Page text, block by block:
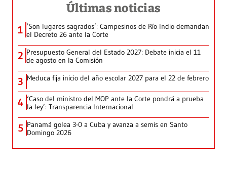
Últimas noticias
1 ‘Son lugares sagrados’: Campesinos de Río Indio demandan
el Decreto 26 ante la Corte
2 Presupuesto General del Estado 2027: Debate inicia el 11
de agosto en la Comisión
3 Meduca fija inicio del año escolar 2027 para el 22 de febrero
4 ‘Caso del ministro del MOP ante la Corte pondrá a prueba
la ley’: Transparencia Internacional
5 Panamá golea 3-0 a Cuba y avanza a semis en Santo
Domingo 2026